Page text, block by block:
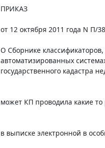
ПРИКАЗ
от 12 октября 2011 года N П/
О Сборнике
автоматизированных
государственного кадастра
может КП проводила какие
в выписке электронной в